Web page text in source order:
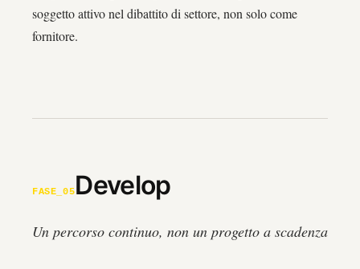
soggetto attivo nel dibattito di settore, non solo come
fornitore.
FASE_05Develop
Un percorso continuo, non un progetto a scadenza